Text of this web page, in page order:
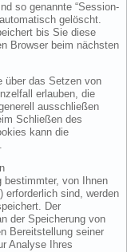
so genannte “Session-
gelöscht.
bis Sie diese
Browser beim nächsten
über das Setzen von
erlauben, die
ausschließen
Schließen des
kann die
bestimmter, von Ihnen
erforderlich sind, werden
Der
der Speicherung von
Bereitstellung seiner
Analyse Ihres